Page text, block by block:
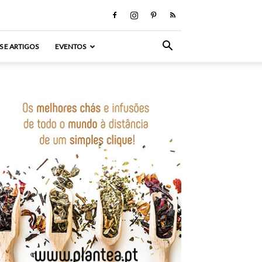
E ARTIGOS EVENTOS